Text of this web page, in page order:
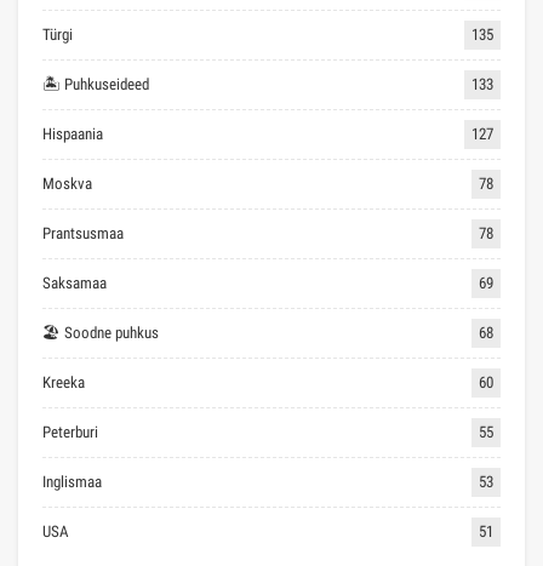
Türgi 135
🏝 Puhkuseideed 133
Hispaania 127
Moskva 78
Prantsusmaa 78
Saksamaa 69
🏖 Soodne puhkus 68
Kreeka 60
Peterburi 55
Inglismaa 53
USA 51